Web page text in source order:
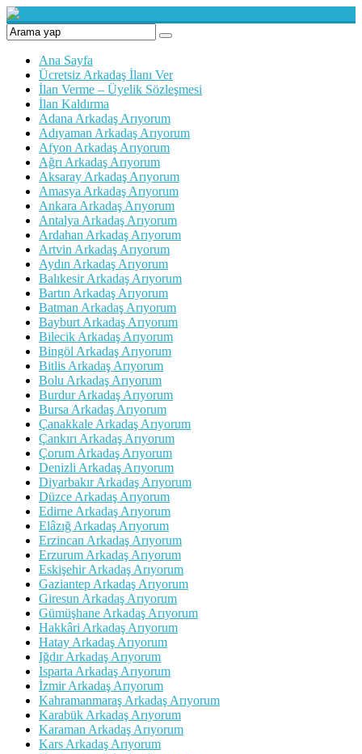
Ana Sayfa
Ücretsiz Arkadaş İlanı Ver
İlan Verme – Üyelik Sözleşmesi
İlan Kaldırma
Adana Arkadaş Arıyorum
Adıyaman Arkadaş Arıyorum
Afyon Arkadaş Arıyorum
Ağrı Arkadaş Arıyorum
Aksaray Arkadaş Arıyorum
Amasya Arkadaş Arıyorum
Ankara Arkadaş Arıyorum
Antalya Arkadaş Arıyorum
Ardahan Arkadaş Arıyorum
Artvin Arkadaş Arıyorum
Aydın Arkadaş Arıyorum
Balıkesir Arkadaş Arıyorum
Bartın Arkadaş Arıyorum
Batman Arkadaş Arıyorum
Bayburt Arkadaş Arıyorum
Bilecik Arkadaş Arıyorum
Bingöl Arkadaş Arıyorum
Bitlis Arkadaş Arıyorum
Bolu Arkadaş Arıyorum
Burdur Arkadaş Arıyorum
Bursa Arkadaş Arıyorum
Çanakkale Arkadaş Arıyorum
Çankırı Arkadaş Arıyorum
Çorum Arkadaş Arıyorum
Denizli Arkadaş Arıyorum
Diyarbakır Arkadaş Arıyorum
Düzce Arkadaş Arıyorum
Edirne Arkadaş Arıyorum
Elâzığ Arkadaş Arıyorum
Erzincan Arkadaş Arıyorum
Erzurum Arkadaş Arıyorum
Eskişehir Arkadaş Arıyorum
Gaziantep Arkadaş Arıyorum
Giresun Arkadaş Arıyorum
Gümüşhane Arkadaş Arıyorum
Hakkâri Arkadaş Arıyorum
Hatay Arkadaş Arıyorum
Iğdır Arkadaş Arıyorum
Isparta Arkadaş Arıyorum
İzmir Arkadaş Arıyorum
Kahramanmaraş Arkadaş Arıyorum
Karabük Arkadaş Arıyorum
Karaman Arkadaş Arıyorum
Kars Arkadaş Arıyorum